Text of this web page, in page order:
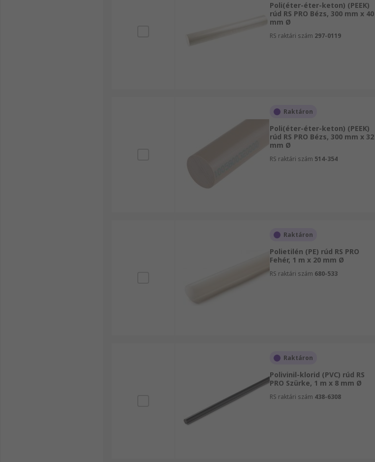
Poli(éter-éter-keton) (PEEK)
rúd RS PRO Bézs, 300 mm x 40
mm Ø
RS raktári szám 297-0119
Raktáron
Poli(éter-éter-keton) (PEEK)
rúd RS PRO Bézs, 300 mm x 32
mm Ø
RS raktári szám 514-354
Raktáron
Polietilén (PE) rúd RS PRO
Fehér, 1 m x 20 mm Ø
RS raktári szám 680-533
Raktáron
Polivinil-klorid (PVC) rúd RS
PRO Szürke, 1 m x 8 mm Ø
RS raktári szám 438-6308